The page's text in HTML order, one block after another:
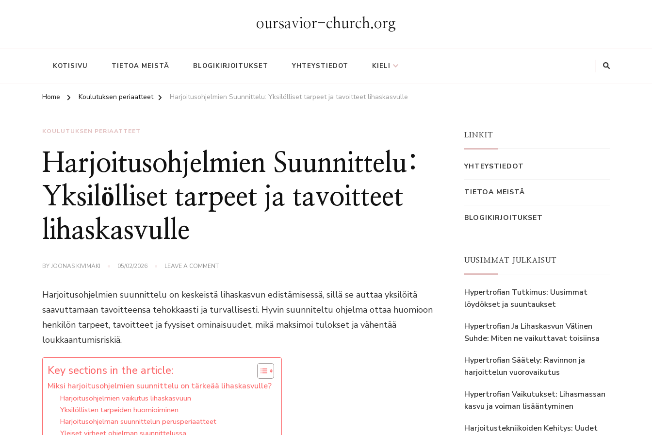
oursavior-church.org
KOTISIVU TIETOA MEISTÄ BLOGIKIRJOITUKSET YHTEYSTIEDOT KIELI
Home Koulutuksen periaatteet Harjoitusohjelmien Suunnittelu: Yksilölliset tarpeet ja tavoitteet lihaskasvulle
KOULUTUKSEN PERIAATTEET
Harjoitusohjelmien Suunnittelu:
Yksilölliset tarpeet ja tavoitteet
lihaskasvulle
BYJOONAS KIVIMÄKI 05/02/2026 LEAVE A COMMENTON
YKSILÖLLISET
TARPEET
JA
TAVOITTEET
LIHASKASVULLE
Harjoitusohjelmien suunnittelu on keskeistä lihaskasvun edistämisessä, sillä se auttaa yksilöitä
saavuttamaan tavoitteensa tehokkaasti ja turvallisesti. Hyvin suunniteltu ohjelma ottaa huomioon
henkilön tarpeet, tavoitteet ja fyysiset ominaisuudet, mikä maksimoi tulokset ja vähentää
loukkaantumisriskiä.
Key sections in the article:
Miksi harjoitusohjelmien suunnittelu on tärkeää lihaskasvulle?
Harjoitusohjelmien vaikutus lihaskasvuun
Yksilöllisten tarpeiden huomioiminen
Harjoitusohjelman suunnittelun perusperiaatteet
Yleiset virheet ohjelman suunnittelussa
LINKIT
YHTEYSTIEDOT
TIETOA MEISTÄ
BLOGIKIRJOITUKSET
UUSIMMAT JULKAISUT
Hypertrofian Tutkimus: Uusimmat
löydökset ja suuntaukset
Hypertrofian Ja Lihaskasvun Välinen
Suhde: Miten ne vaikuttavat toisiinsa
Hypertrofian Säätely: Ravinnon ja
harjoittelun vuorovaikutus
Hypertrofian Vaikutukset: Lihasmassan
kasvu ja voiman lisääntyminen
Harjoitustekniikoiden Kehitys: Uudet